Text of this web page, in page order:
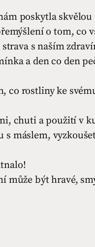
poskytla
o tom, co
s naším
a den co den
co rostliny ke
chuti a použití v
s máslem,
může být hravé,